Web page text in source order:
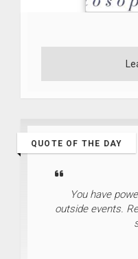
QUOTE OF THE DAY
You have
outside events.